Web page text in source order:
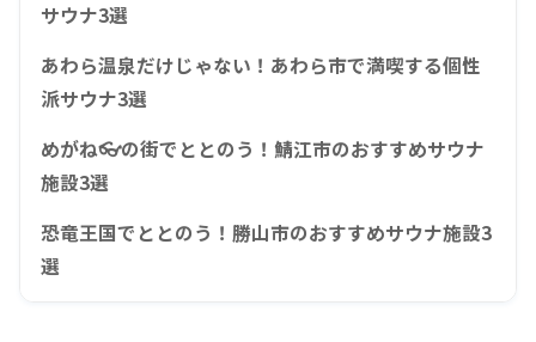
サウナ3選
あわら温泉だけじゃない！あわら市で満喫する個性
派サウナ3選
めがね👓の街でととのう！鯖江市のおすすめサウナ
施設3選
恐竜王国でととのう！勝山市のおすすめサウナ施設3
選